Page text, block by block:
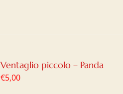
Ventaglio piccolo – Panda
€5,00